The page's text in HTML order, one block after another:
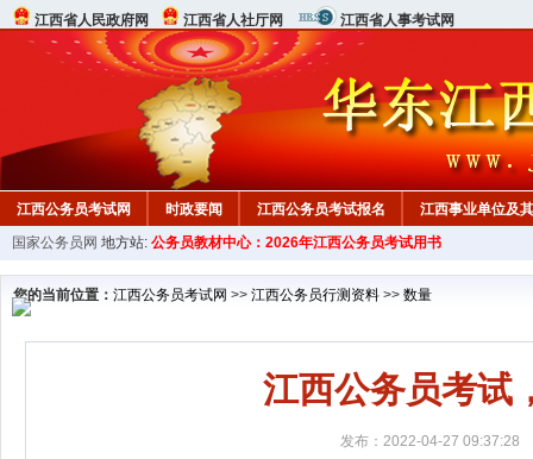
江西省人民政府网 江西省人社厅网 江西省人事考试网
江西公务员考试网 时政要闻 江西公务员考试报名 江西事业单位及
行测真题 在线咨询 教材中心
国家公务员网 地方站: 公务员教材中心：2026年江西公务员考试用书
您的当前位置： 江西公务员考试网 >> 江西公务员行测资料 >> 数量
江西公务员考试
发布：2022-04-27 09:37:28